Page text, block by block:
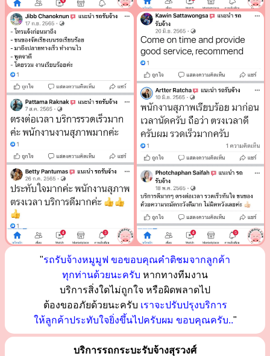
"รถรับจ้างหมูมูฟ ขอขอบคุณคำติชมจากลูกค้า
ทุกท่านด้วยนะครับ หากทางทีมงาน
บริการสิ่งใดไม่ถูกใจ หรือผิดพลาดไป
ต้องขออภัยด้วยนะครับ เราจะปรับปรุงบริการ
ให้ลูกค้าประทับใจยิ่งขึ้นไปครับผม ขอบคุณครับ.."
บริการรถกระบะรับจ้างสุรวงศ์